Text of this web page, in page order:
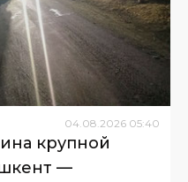
04.08.2026 05:40
крупной
—